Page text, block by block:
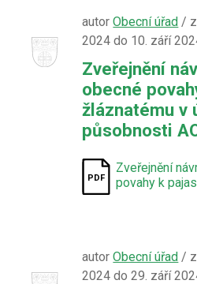
autorObecní úřad /
2024 do 10. září
Zveřejnění
obecné
žláznatému v
působnosti
Zveřejnění
povahy k
autorObecní úřad /
2024 do 29. září